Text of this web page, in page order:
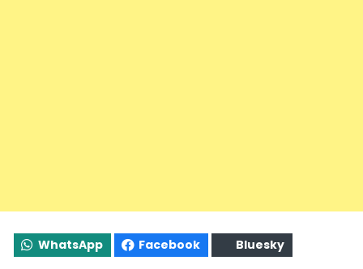
WhatsApp Facebook Bluesky